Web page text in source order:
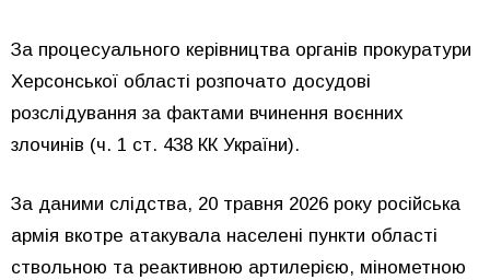
За процесуального керівництва органів прокуратури
Херсонської області розпочато досудові
розслідування за фактами вчинення воєнних
злочинів (ч. 1 ст. 438 КК України).
За даними слідства, 20 травня 2026 року російська
армія вкотре атакувала населені пункти області
ствольною та реактивною артилерією, мінометною